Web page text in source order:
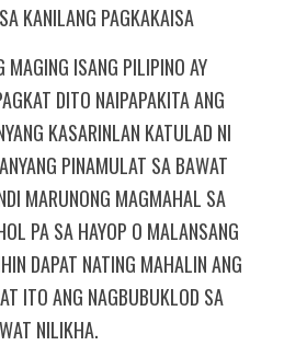
KANILANG PAGKAKAISA
MAGING ISANG PILIPINO AY
DITO NAIPAPAKITA ANG
KASARINLAN KATULAD NI
PINAMULAT SA BAWAT
MARUNONG MAGMAHAL SA
PA SA HAYOP O MALANSANG
DAPAT NATING MAHALIN ANG
ITO ANG NAGBUBUKLOD SA
NILIKHA.